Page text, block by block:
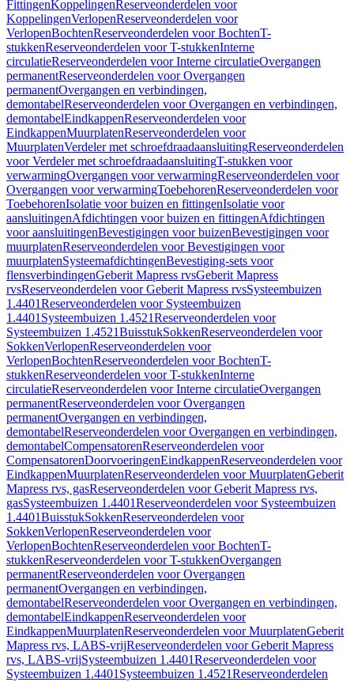
FittingenKoppelingenReserveonderdelen voor
KoppelingenVerlopenReserveonderdelen voor
VerlopenBochtenReserveonderdelen voor BochtenT-
stukkenReserveonderdelen voor T-stukkenInterne
circulatieReserveonderdelen voor Interne circulatieOvergangen
permanentReserveonderdelen voor Overgangen
permanentOvergangen en verbindingen,
demontabelReserveonderdelen voor Overgangen en verbindingen,
demontabelEindkappenReserveonderdelen voor
EindkappenMuurplatenReserveonderdelen voor
MuurplatenVerdeler met schroefdraadaansluitingReserveonderdelen
voor Verdeler met schroefdraadaansluitingT-stukken voor
verwarmingOvergangen voor verwarmingReserveonderdelen voor
Overgangen voor verwarmingToebehorenReserveonderdelen voor
ToebehorenIsolatie voor buizen en fittingenIsolatie voor
aansluitingenAfdichtingen voor buizen en fittingenAfdichtingen
voor aansluitingenBevestigingen voor buizenBevestigingen voor
muurplatenReserveonderdelen voor Bevestigingen voor
muurplatenSysteemafdichtingenBevestiging-sets voor
flensverbindingenGeberit Mapress rvsGeberit Mapress
rvsReserveonderdelen voor Geberit Mapress rvsSysteembuizen
1.4401Reserveonderdelen voor Systeembuizen
1.4401 Systeembuizen 1.4521Reserveonderdelen voor
Systeembuizen 1.4521BuisstukSokkenReserveonderdelen voor
SokkenVerlopenReserveonderdelen voor
VerlopenBochtenReserveonderdelen voor BochtenT-
stukkenReserveonderdelen voor T-stukkenInterne
circulatieReserveonderdelen voor Interne circulatieOvergangen
permanentReserveonderdelen voor Overgangen
permanentOvergangen en verbindingen,
demontabelReserveonderdelen voor Overgangen en verbindingen,
demontabelCompensatorenReserveonderdelen voor
CompensatorenDoorvoeringenEindkappenReserveonderdelen voor
EindkappenMuurplatenReserveonderdelen voor MuurplatenGeberit
Mapress rvs, gasReserveonderdelen voor Geberit Mapress rvs,
gasSysteembuizen 1.4401Reserveonderdelen voor Systeembuizen
1.4401BuisstukSokkenReserveonderdelen voor
SokkenVerlopenReserveonderdelen voor
VerlopenBochtenReserveonderdelen voor BochtenT-
stukkenReserveonderdelen voor T-stukkenOvergangen
permanentReserveonderdelen voor Overgangen
permanentOvergangen en verbindingen,
demontabelReserveonderdelen voor Overgangen en verbindingen,
demontabelEindkappenReserveonderdelen voor
EindkappenMuurplatenReserveonderdelen voor MuurplatenGeberit
Mapress rvs, LABS-vrijReserveonderdelen voor Geberit Mapress
rvs, LABS-vrijSysteembuizen 1.4401Reserveonderdelen voor
Systeembuizen 1.4401 Systeembuizen 1.4521Reserveonderdelen